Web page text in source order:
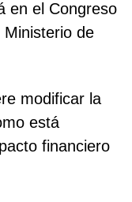
en el Congreso
Ministerio de
modificar la
está
financiero